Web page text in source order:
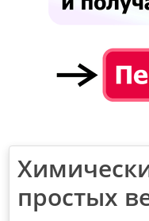
простых